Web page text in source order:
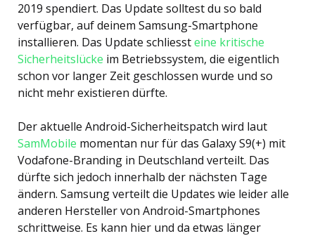
2019 spendiert. Das Update solltest du so bald
verfügbar, auf deinem Samsung-Smartphone
installieren. Das Update schliessteine kritische
Sicherheitslücke im Betriebssystem, die eigentlich
schon vor langer Zeit geschlossen wurde und so
nicht mehr existieren dürfte.
Der aktuelle Android-Sicherheitspatch wird laut
SamMobile momentan nur für das Galaxy S9(+) mit
Vodafone-Branding in Deutschland verteilt. Das
dürfte sich jedoch innerhalb der nächsten Tage
ändern. Samsung verteilt die Updates wie leider alle
anderen Hersteller von Android-Smartphones
schrittweise. Es kann hier und da etwas länger